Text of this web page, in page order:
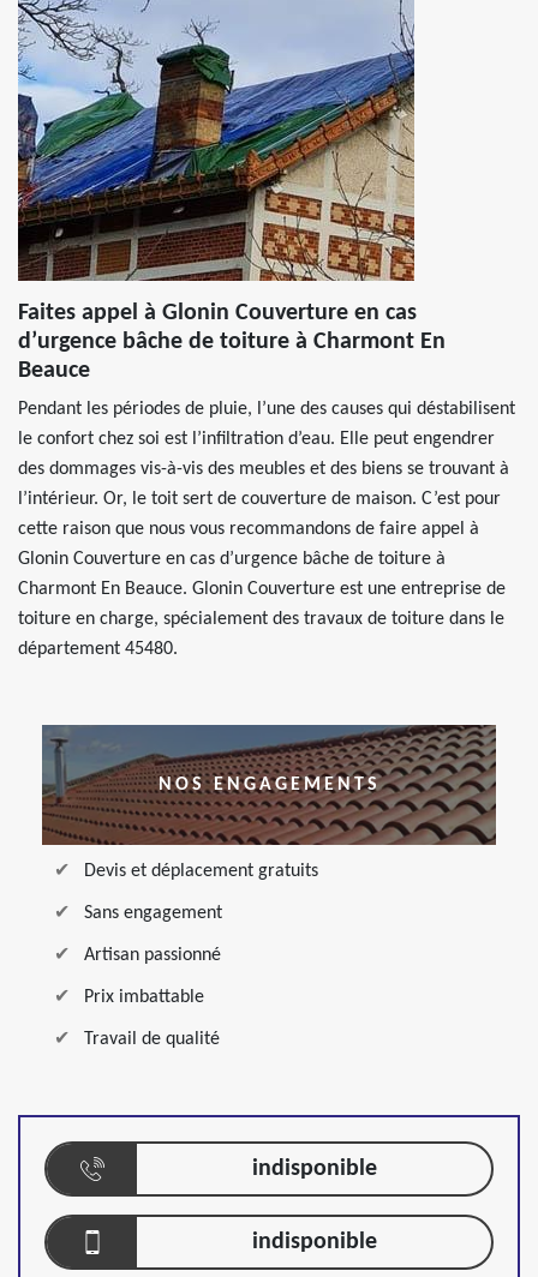
Faites appel à Glonin Couverture en cas
d’urgence bâche de toiture à Charmont En
Beauce
Pendant les périodes de pluie, l’une des causes qui déstabilisent
le confort chez soi est l’infiltration d’eau. Elle peut engendrer
des dommages vis-à-vis des meubles et des biens se trouvant à
l’intérieur. Or, le toit sert de couverture de maison. C’est pour
cette raison que nous vous recommandons de faire appel à
Glonin Couverture en cas d’urgence bâche de toiture à
Charmont En Beauce. Glonin Couverture est une entreprise de
toiture en charge, spécialement des travaux de toiture dans le
département 45480.
NOS ENGAGEMENTS
Devis et déplacement gratuits
Sans engagement
Artisan passionné
Prix imbattable
Travail de qualité
indisponible
indisponible